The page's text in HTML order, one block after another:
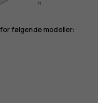
følgende modeller: